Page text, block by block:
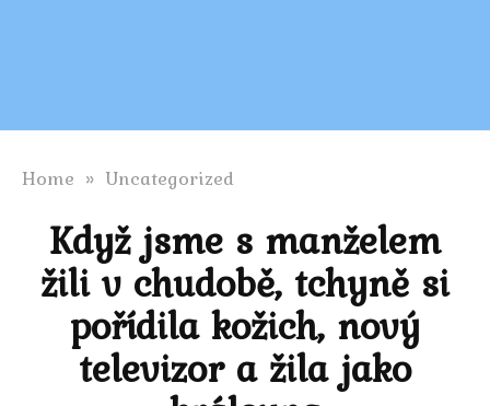
Home » Uncategorized
Když jsme s manželem
žili v chudobě, tchyně si
pořídila kožich, nový
televizor a žila jako